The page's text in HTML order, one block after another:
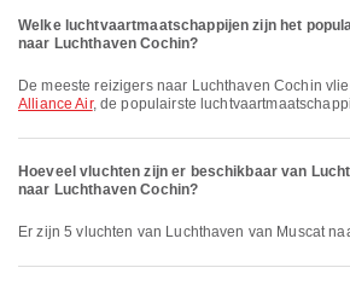
Welke luchtvaartmaatschappijen zijn het
naar Luchthaven Cochin?
De meeste reizigers naar Luchthaven Cochin
Alliance Air, de populairste
Hoeveel vluchten zijn er beschikbaar van
naar Luchthaven Cochin?
Er zijn 5 vluchten van Luchthaven van Muscat